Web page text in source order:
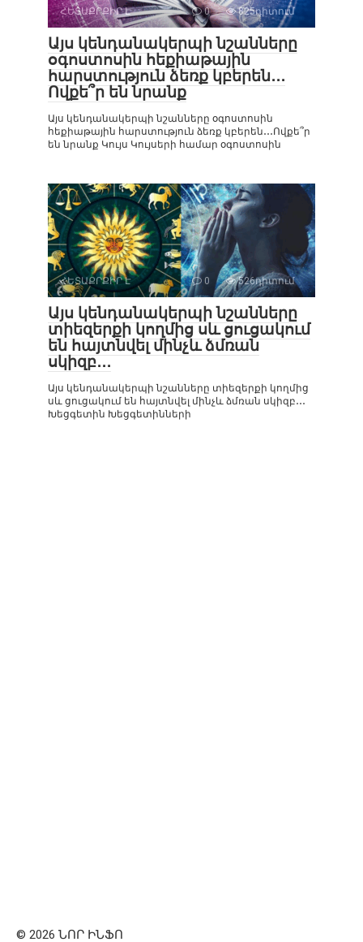
ՀԵՏԱՔՐՔԻՐ Է 0 825դիտում
Այս կենդանակերպի նշանները
օգոստոսին հեքիաթային
հարստություն ձեռք կբերեն․․․
Ովքե՞ր են նրանք
Այս կենդանակերպի նշանները օգոստոսին
հեքիաթային հարստություն ձեռք կբերեն․․․Ովքե՞ր
են նրանք Կույս Կույսերի համար օգոստոսին
ՀԵՏԱՔՐՔԻՐ Է 0 526դիտում
Այս կենդանակերպի նշանները
տիեզերքի կողմից սև ցուցակում
են հայտնվել մինչև ձմռան
սկիզբ․․․
Այս կենդանակերպի նշանները տիեզերքի կողմից
սև ցուցակում են հայտնվել մինչև ձմռան սկիզբ․․․
Խեցգետին Խեցգետինների
© 2026 ՆՈՐ ԻՆՖՈ